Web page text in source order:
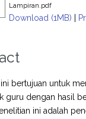
Lampiran.pdf
Download (1MB) |
ini bertujuan untuk
guru dengan hasil
ini adalah